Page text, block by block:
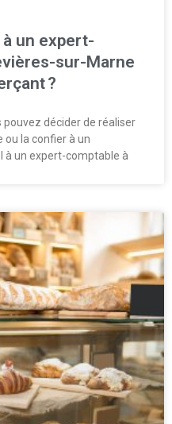
un expert-
sur-Marne
?
décider de réaliser
la confier à un
à un expert-comptable à